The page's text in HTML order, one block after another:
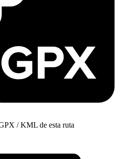
/ KML de esta ruta